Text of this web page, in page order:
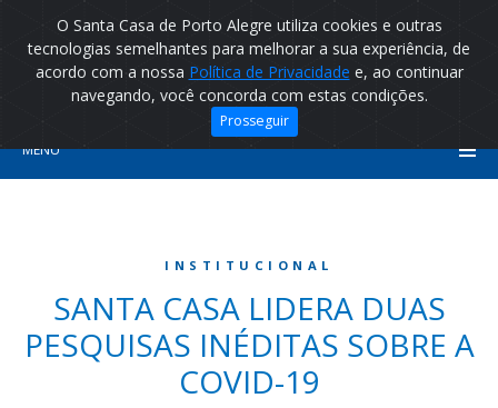
O Santa Casa de Porto Alegre utiliza cookies e outras
tecnologias semelhantes para melhorar a sua experiência, de
acordo com a nossa Política de Privacidade e, ao continuar
navegando, você concorda com estas condições.
Prosseguir
MENU
INSTITUCIONAL
SANTA CASA LIDERA DUAS
PESQUISAS INÉDITAS SOBRE A
COVID-19